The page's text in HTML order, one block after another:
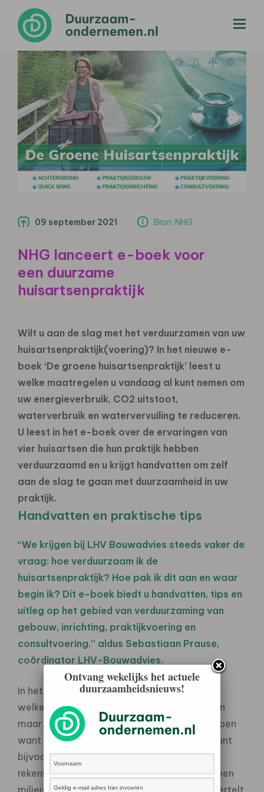
09 september 2021 Bron: NHG
NHG lanceert e-boek voor
een duurzame
huisartsenpraktijk
Wilt u aan de slag met het verduurzamen van uw
huisartsenpraktijk(voering)? In het nieuwe e-
boek ‘De groene huisartsenpraktijk’ leest u
welke maatregelen u vandaag al kunt nemen om
uw energieverbruik, CO2 uitstoot,
waterverbruik en watervervuiling te reduceren.
U leest in het e-boek over de ervaringen van
vier huisartsen die hun praktijk hebben
verduurzaamd en u krijgt handvatten om zelf
aan de slag te gaan met duurzaamheid in uw
praktijk.
Handvatten en praktische tips
“We krijgen bij LHV Bouwadvies steeds vaker de
vraag: hoe verduurzaam ik de
huisartsenpraktijk? Hoe pak ik dit aan en waar
begin ik? Dit e-boek biedt u handvatten, tips en
uitleg op het gebied van verduurzaming van
gebouw, inrichting, praktijkvoering en
consultvoering.” aldus Sebastiaan Prause,
coördinator LHV-Bouwadvies.
In het overzicht met quick wins kunt u lezen
welke maatregelen weinig tijd en geld kosten
maar veel opleveren. “Begin met kleine stappen
want ook die zetten zoden aan de dijk. Je kunt
bijvoorbeeld bij de keuze van een inhalator
rekening houden met milieuschade en voor een
milieuvriendelijke poederinhalator kiezen’, vertelt
Ontvang wekelijks het actuele
duurzaamheidsnieuws!